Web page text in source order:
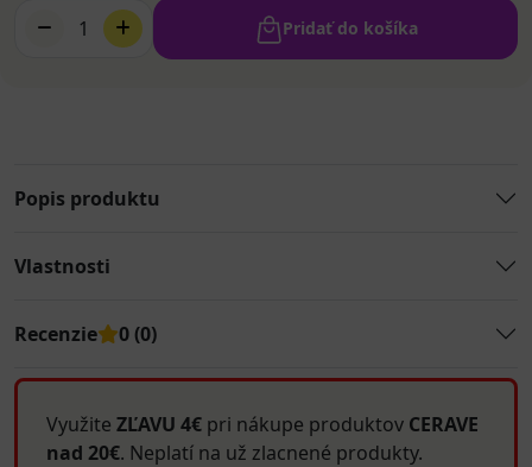
1 Pridať do košíka
Popis produktu
Vlastnosti
Recenzie 0 (0)
Využite ZĽAVU 4€ pri nákupe produktov CERAVE
nad 20€. Neplatí na už zlacnené produkty.